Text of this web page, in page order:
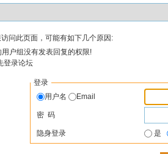
问此页面，可能有如下几个原因:
户组没有发表回复的权限!
登录论坛
登录
用户名
Email
密 码
隐身登录 是